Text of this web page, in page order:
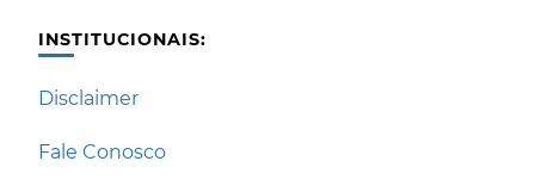
INSTITUCIONAIS:
Disclaimer
Fale Conosco